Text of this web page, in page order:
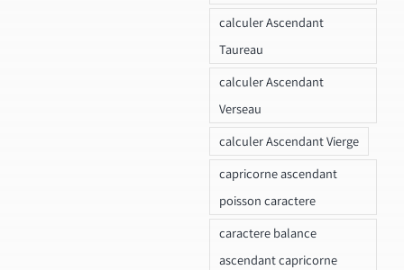
calculer Ascendant
Taureau
calculer Ascendant
Verseau
calculer Ascendant Vierge
capricorne ascendant
poisson caractere
caractere balance
ascendant capricorne